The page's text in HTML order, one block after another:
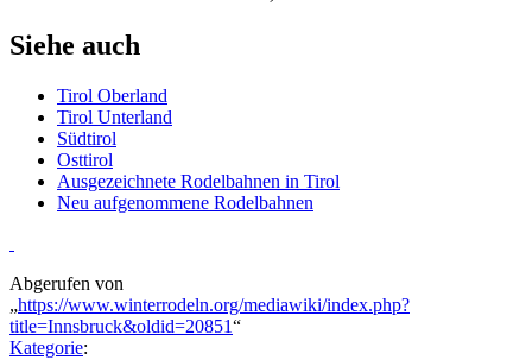
Siehe auch
Tirol Oberland
Tirol Unterland
Südtirol
Osttirol
Ausgezeichnete Rodelbahnen in Tirol
Neu aufgenommene Rodelbahnen
Abgerufen von
„https://www.winterrodeln.org/mediawiki/index.php?
title=Innsbruck&oldid=20851“
Kategorie: